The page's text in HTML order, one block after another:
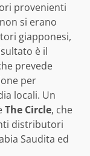
provenienti
si erano
giapponesi,
è il
prevede
per
locali. Un
The Circle, che
distributori
Saudita ed